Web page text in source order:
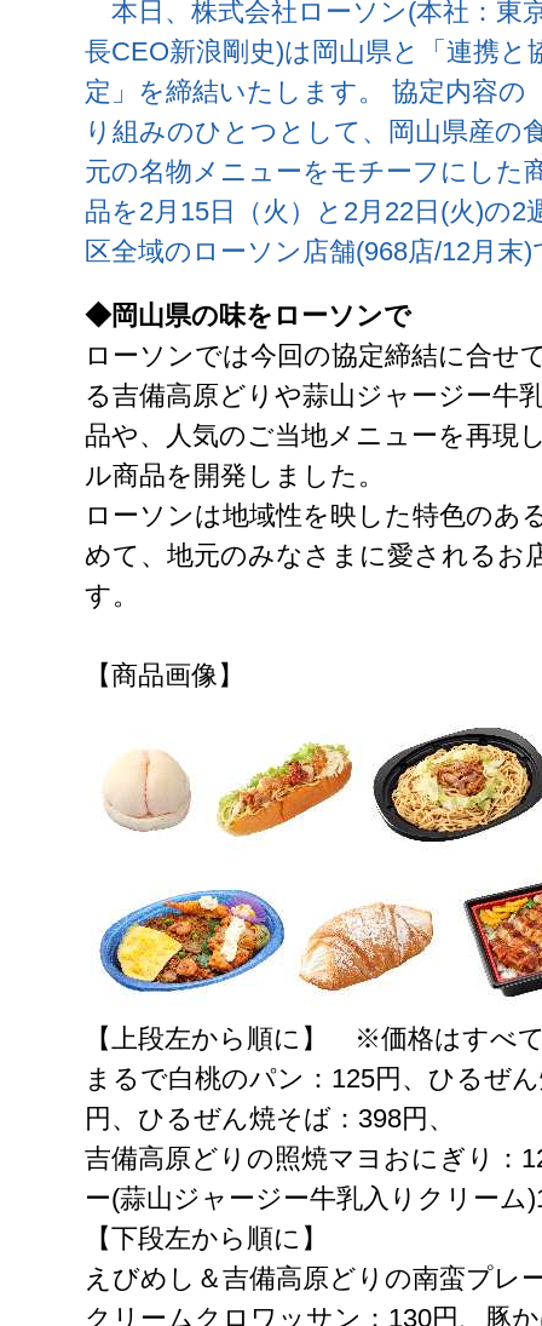
本日、株式会社ローソン(本社：東
長CEO新浪剛史)は岡山県と「連携と
定」を締結いたします。 協定内容の
り組みのひとつとして、岡山県産の
元の名物メニューをモチーフにした
品を2月15日（火）と2月22日(火)の2
区全域のローソン店舗(968店/12月末
◆岡山県の味をローソンで
ローソンでは今回の協定締結に合せ
る吉備高原どりや蒜山ジャージー牛
品や、人気のご当地メニューを再現
ル商品を開発しました。
ローソンは地域性を映した特色のあ
めて、地元のみなさまに愛されるお
す。
【商品画像】
【上段左から順に】 ※価格はすべ
まるで白桃のパン：125円、ひるぜ
円、ひるぜん焼そば：398円、
吉備高原どりの照焼マヨおにぎり：
ー(蒜山ジャージー牛乳入りクリーム
【下段左から順に】
えびめし＆吉備高原どりの南蛮プレ
クリームクロワッサン：130円、豚